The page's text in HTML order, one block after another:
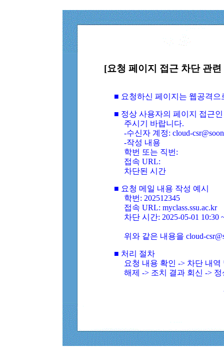
[요청 페이지 접근 차단 관
■ 요청하신 페이지는 웹공격
■ 정상 사용자의 페이지 접근
주시기 바랍니다.
-수신자 계정: cloud-
-작성 내용
학번 또는 직번:
접속 URL:
차단된 시간
■ 요청 메일 내용 작성 예시
학번: 202512345
접속 URL: myclass.ssu.ac.kr
차단 시간: 2025-05-01 10:30
위와 같은 내용을 cloud-
■ 처리 절차
요청 내용 확인 -> 차단 내
해제 -> 조치 결과 회신 ->